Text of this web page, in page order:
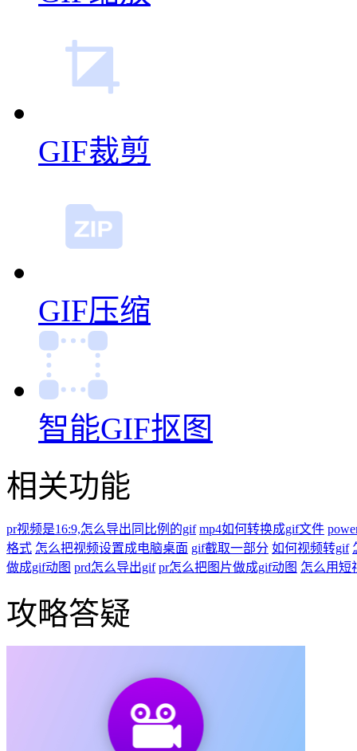
GIF裁剪
GIF压缩
智能GIF抠图
相关功能
pr视频是16:9,怎么导出同比例的gif mp4如何转换成gif文件
格式 怎么把视频设置成电脑桌面 gif截取一部分 如何视频转gif
做成gif动图 prd怎么导出gif pr怎么把图片做成gif动图 怎么用短
攻略答疑